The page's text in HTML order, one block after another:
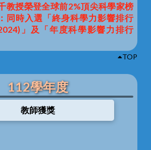
教授榮登全球前2%頂尖科學家榜
同時入選「終身科學力影響排行
」及「年度科學影響力排行
TOP
112學年度
教師獲獎